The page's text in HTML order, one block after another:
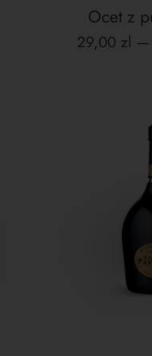
Ocet z
Cena
29,00 zl —